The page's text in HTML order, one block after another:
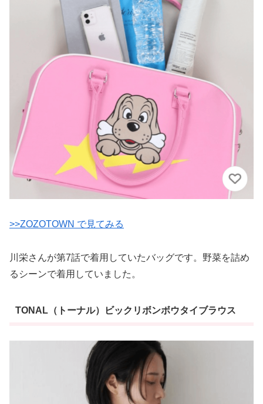
>>ZOZOTOWN で見てみる
川栄さんが第7話で着用していたバッグです。野菜を詰め
るシーンで着用していました。
TONAL（トーナル）ビックリボンボウタイブラウス